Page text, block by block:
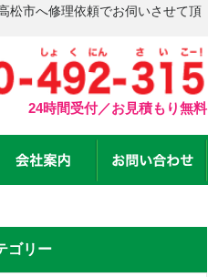
松市へ修理依頼でお伺いさせて頂
24時間受付／お見積もり無料
ゴリー